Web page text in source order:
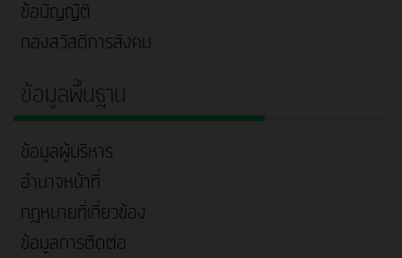
ข้อบัญญัติ
กองสวัสดิการสังคม
ข้อมูลพื้นฐาน
ข้อมูลผู้บริหาร
อำนาจหน้าที่
กฎหมายที่เกี่ยวข้อง
ข้อมูลการติดต่อ